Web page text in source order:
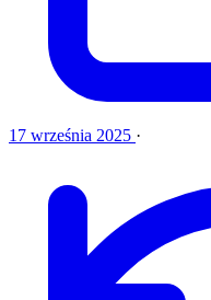
17 września 2025 ·